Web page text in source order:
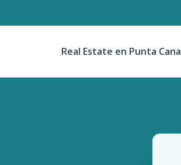
Real Estate en Punta Cana